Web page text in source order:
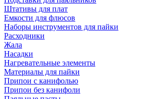
Штативы для плат
Емкости для флюсов
Наборы инструментов для пайки
Расходники
Жала
Насадки
Нагревательные элементы
Материалы для пайки
Припои с канифолью
Припои без канифоли